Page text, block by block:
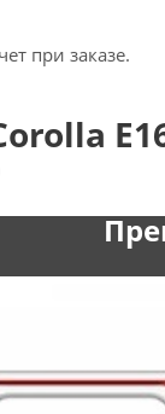
при заказе.